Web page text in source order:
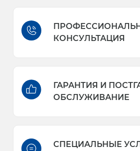
КОНСУЛЬТАЦИЯ
ГАРАНТИЯ И
ОБСЛУЖИВАНИЕ
СПЕЦИАЛЬНЫЕ